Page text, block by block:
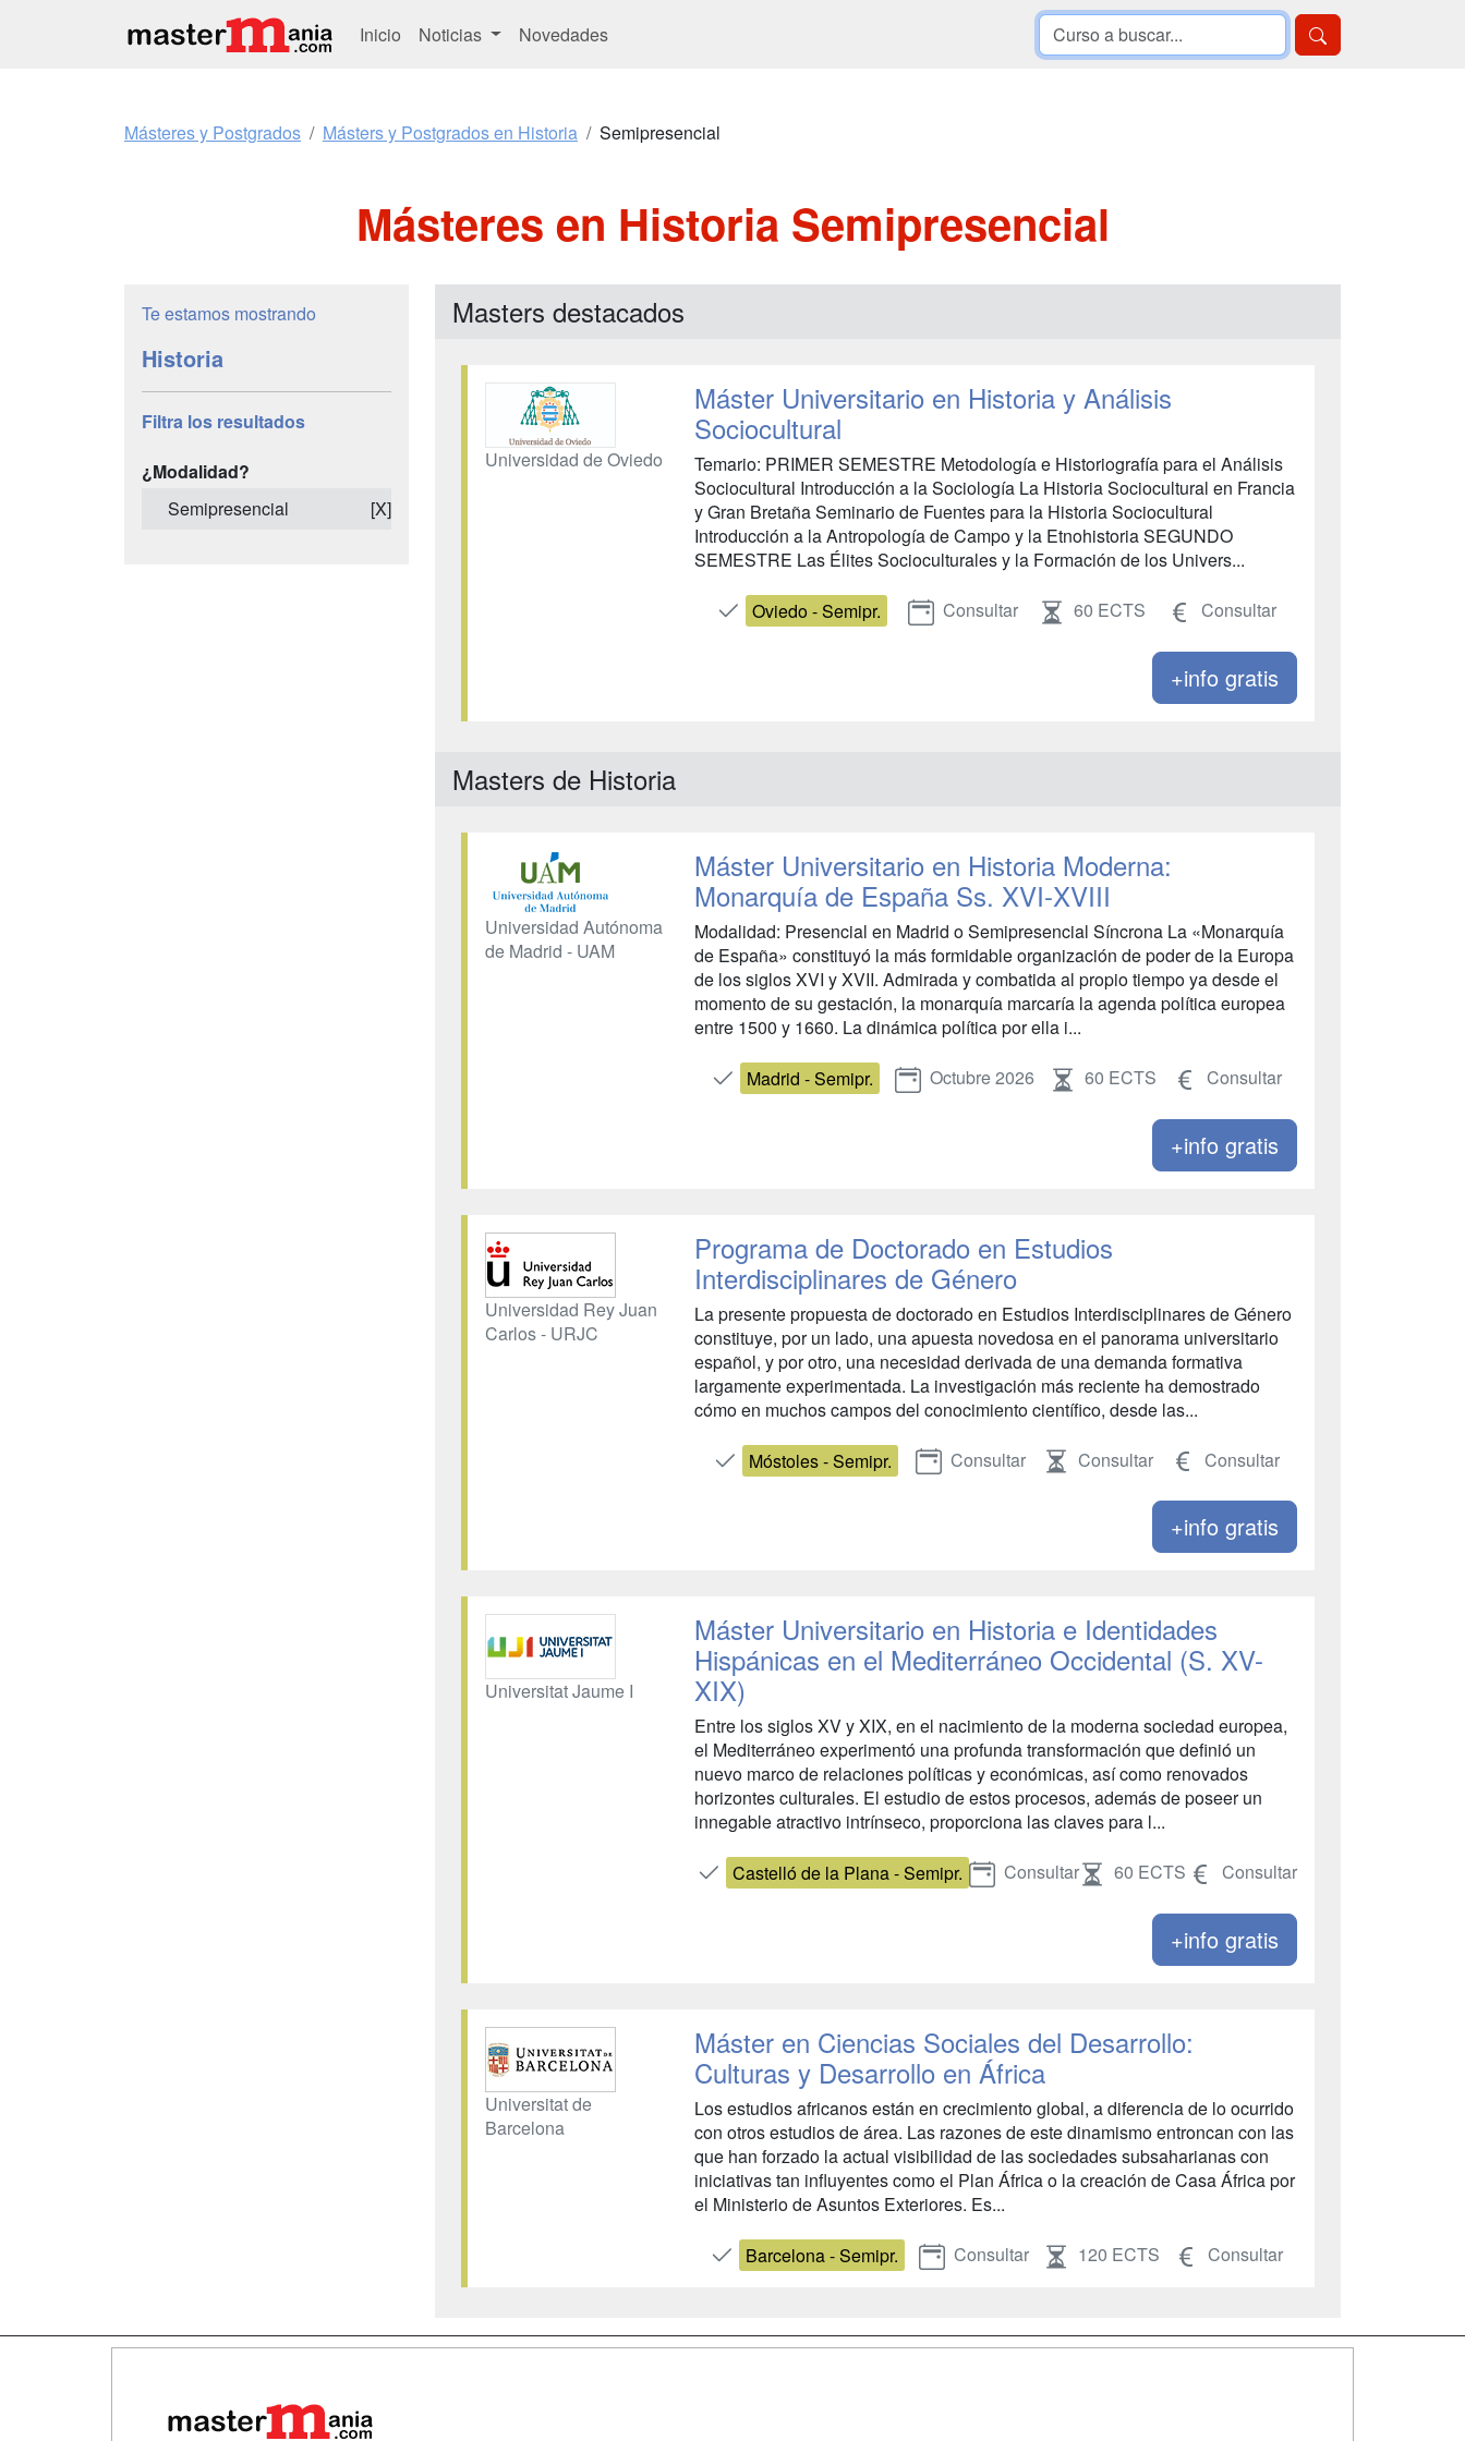
Inicio Noticias Novedades
Másteres y Postgrados Másters y Postgrados en Historia Semipresencial
Másteres en Historia Semipresencial
Te estamos mostrando
Historia
Filtra los resultados
¿Modalidad?
Semipresencial
[X]
Masters destacados
Universidad de Oviedo
Máster Universitario en Historia y Análisis
Sociocultural
Temario: PRIMER SEMESTRE Metodología e Historiografía para el Análisis
Sociocultural Introducción a la Sociología La Historia Sociocultural en Francia
y Gran Bretaña Seminario de Fuentes para la Historia Sociocultural
Introducción a la Antropología de Campo y la Etnohistoria SEGUNDO
SEMESTRE Las Élites Socioculturales y la Formación de los Univers...
Oviedo - Semipr. Consultar 60 ECTS Consultar
+info gratis
Masters de Historia
Universidad Autónoma
de Madrid - UAM
Máster Universitario en Historia Moderna:
Monarquía de España Ss. XVI-XVIII
Modalidad: Presencial en Madrid o Semipresencial Síncrona La «Monarquía
de España» constituyó la más formidable organización de poder de la Europa
de los siglos XVI y XVII. Admirada y combatida al propio tiempo ya desde el
momento de su gestación, la monarquía marcaría la agenda política europea
entre 1500 y 1660. La dinámica política por ella i...
Madrid - Semipr. Octubre 2026 60 ECTS Consultar
+info gratis
Universidad Rey Juan
Carlos - URJC
Programa de Doctorado en Estudios
Interdisciplinares de Género
La presente propuesta de doctorado en Estudios Interdisciplinares de Género
constituye, por un lado, una apuesta novedosa en el panorama universitario
español, y por otro, una necesidad derivada de una demanda formativa
largamente experimentada. La investigación más reciente ha demostrado
cómo en muchos campos del conocimiento científico, desde las...
Móstoles - Semipr. Consultar Consultar Consultar
+info gratis
Universitat Jaume I
Máster Universitario en Historia e Identidades
Hispánicas en el Mediterráneo Occidental (S. XV-
XIX)
Entre los siglos XV y XIX, en el nacimiento de la moderna sociedad europea,
el Mediterráneo experimentó una profunda transformación que definió un
nuevo marco de relaciones políticas y económicas, así como renovados
horizontes culturales. El estudio de estos procesos, además de poseer un
innegable atractivo intrínseco, proporciona las claves para l...
Castelló de la Plana - Semipr. Consultar 60 ECTS Consultar
+info gratis
Universitat de
Barcelona
Máster en Ciencias Sociales del Desarrollo:
Culturas y Desarrollo en África
Los estudios africanos están en crecimiento global, a diferencia de lo ocurrido
con otros estudios de área. Las razones de este dinamismo entroncan con las
que han forzado la actual visibilidad de las sociedades subsaharianas con
iniciativas tan influyentes como el Plan África o la creación de Casa África por
el Ministerio de Asuntos Exteriores. Es...
Barcelona - Semipr. Consultar 120 ECTS Consultar